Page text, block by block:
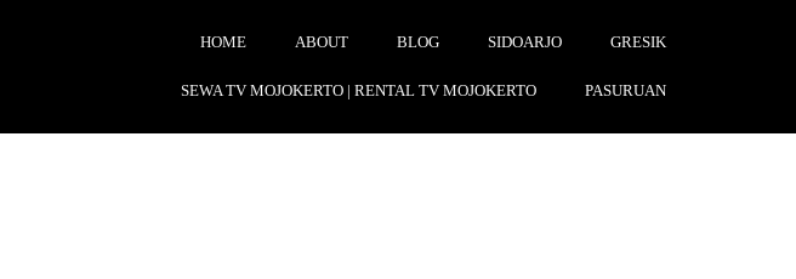
HOME ABOUT BLOG SIDOARJO GRESIK
SEWA TV MOJOKERTO | RENTAL TV MOJOKERTO PASURUAN